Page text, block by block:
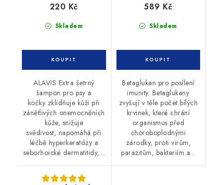
Skladem
220 Kč
ALAVIS Extra šetrný
šampon pro psy a
kočky zklidňuje kůži při
zánětlivých onemocněních
kůže, snižuje
svědivost, napomáhá při
léčbě hyperkeratózy a
seborhoické dermatitidy,...
Skladem
589 Kč
Betaglukan pro posílení
imunity. Betaglukany
zvyšují v těle počet bílých
krvinek, které chrání
organismus před
choroboplodnými
zárodky, proti virům,
parazitům, bakteriím a...